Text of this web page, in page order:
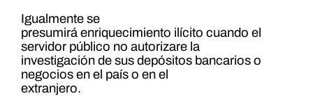
Igualmente se
presumirá enriquecimiento ilícito cuando el
servidor público no autorizare la
investigación de sus depósitos bancarios o
negocios en el país o en el
extranjero.